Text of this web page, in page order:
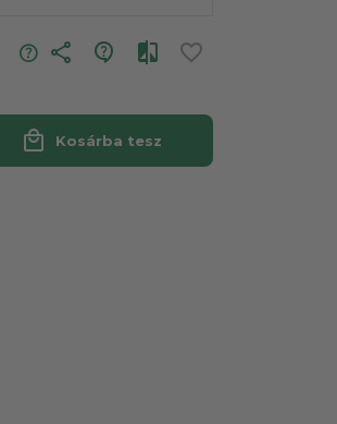
share
local_mall Kosárba tesz